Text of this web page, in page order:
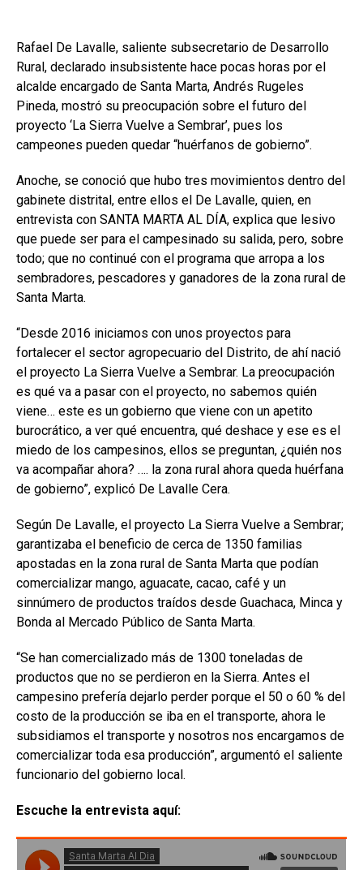
Rafael De Lavalle, saliente subsecretario de Desarrollo
Rural, declarado insubsistente hace pocas horas por el
alcalde encargado de Santa Marta, Andrés Rugeles
Pineda, mostró su preocupación sobre el futuro del
proyecto ‘La Sierra Vuelve a Sembrar’, pues los
campeones pueden quedar “huérfanos de gobierno”.
Anoche, se conoció que hubo tres movimientos dentro del
gabinete distrital, entre ellos el De Lavalle, quien, en
entrevista con SANTA MARTA AL DÍA, explica que lesivo
que puede ser para el campesinado su salida, pero, sobre
todo; que no continué con el programa que arropa a los
sembradores, pescadores y ganadores de la zona rural de
Santa Marta.
“Desde 2016 iniciamos con unos proyectos para
fortalecer el sector agropecuario del Distrito, de ahí nació
el proyecto La Sierra Vuelve a Sembrar. La preocupación
es qué va a pasar con el proyecto, no sabemos quién
viene… este es un gobierno que viene con un apetito
burocrático, a ver qué encuentra, qué deshace y ese es el
miedo de los campesinos, ellos se preguntan, ¿quién nos
va acompañar ahora? …. la zona rural ahora queda huérfana
de gobierno”, explicó De Lavalle Cera.
Según De Lavalle, el proyecto La Sierra Vuelve a Sembrar;
garantizaba el beneficio de cerca de 1350 familias
apostadas en la zona rural de Santa Marta que podían
comercializar mango, aguacate, cacao, café y un
sinnúmero de productos traídos desde Guachaca, Minca y
Bonda al Mercado Público de Santa Marta.
“Se han comercializado más de 1300 toneladas de
productos que no se perdieron en la Sierra. Antes el
campesino prefería dejarlo perder porque el 50 o 60 % del
costo de la producción se iba en el transporte, ahora le
subsidiamos el transporte y nosotros nos encargamos de
comercializar toda esa producción”, argumentó el saliente
funcionario del gobierno local.
Escuche la entrevista aquí: